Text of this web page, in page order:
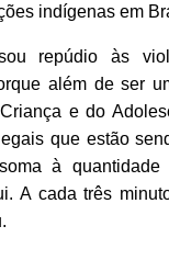
indígenas em
repúdio às
além de ser
e do
que estão
à
A cada três